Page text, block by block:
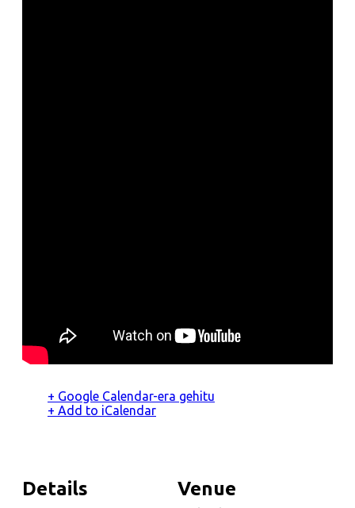
+ Google Calendar-era gehitu
+ Add to iCalendar
Details Venue